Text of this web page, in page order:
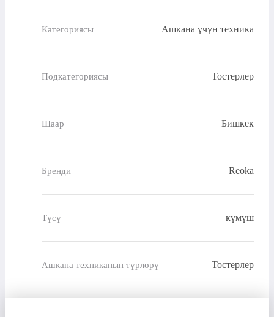
Категориясы Ашкана үчүн техника
Подкатегориясы Тостерлер
Шаар Бишкек
Бренди Reoka
Түсү күмүш
Ашкана техниканын түрлөрү Тостерлер